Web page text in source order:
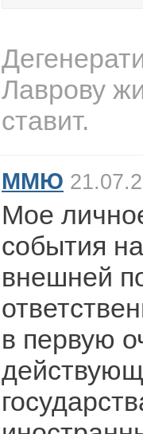
Лаврову
ставит.
ММЮ
Мое
события
внешней
в первую